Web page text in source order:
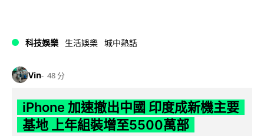
科技娛樂 生活娛樂 城中熱話
Vin 48 分
iPhone 加速撤出中國 印度成新機主要
基地 上年組裝增至5500萬部